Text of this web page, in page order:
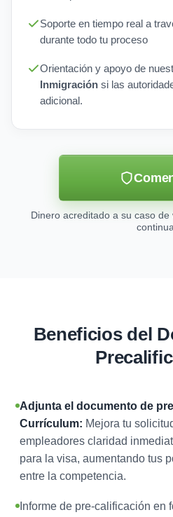
Soporte en tiempo real a
durante todo tu proceso
Orientación y apoyo de
Inmigración si las
adicional.
Dinero acreditado a su caso
Beneficios del
Adjunta el documento de
Currículum: Mejora tu
empleadores claridad
para la visa, aumentando tus
entre la competencia.
Informe de pre-calificación en